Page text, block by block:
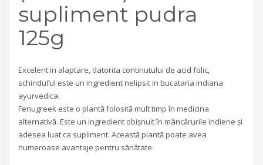
supliment pudra
125g
Excelent in alaptare, datorita continutului de acid folic,
schinduful este un ingredient nelipsit in bucataria indiana
ayurvedica.
Fenugreek este o plantă folosită mult timp în medicina
alternativă. Este un ingredient obișnuit în mâncărurile indiene și
adesea luat ca supliment. Această plantă poate avea
numeroase avantaje pentru sănătate.